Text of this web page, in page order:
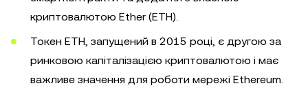
криптовалютою Ether (ETH).
Токен ETH, запущений в 2015 році, є другою за
ринковою капіталізацією криптовалютою і має
важливе значення для роботи мережі Ethereum.